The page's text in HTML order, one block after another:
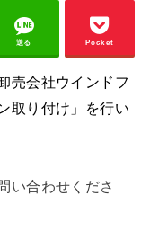
送る Pocket
売会社ウインドフ
取り付け」を行い
い合わせくださ